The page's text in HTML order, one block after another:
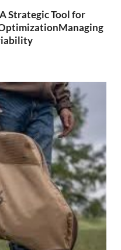
Strategic Tool for